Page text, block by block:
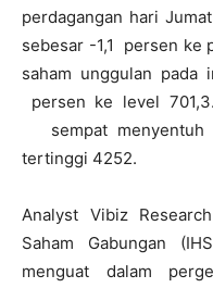
perdagangan hari
sebesar -1,1 persen ke
saham unggulan pada
persen ke level
sempat menyentuh
tertinggi 4252.
Analyst Vibiz
Saham Gabungan
menguat dalam